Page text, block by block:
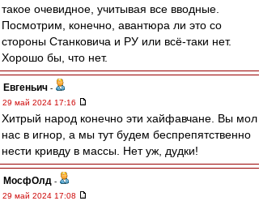
такое очевидное, учитывая все вводные.
Посмотрим, конечно, авантюра ли это со
стороны Станковича и РУ или всё-таки нет.
Хорошо бы, что нет.
Евгеньич -
29 май 2024 17:16
Хитрый народ конечно эти хайфавчане. Вы мол
нас в игнор, а мы тут будем беспрепятственно
нести кривду в массы. Нет уж, дудки!
МосфОлд -
29 май 2024 17:08